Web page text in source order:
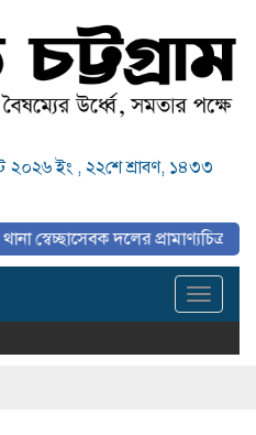
২০২৬ ইং , ২২শে শ্রাবণ, ১৪৩৩
দলের প্রামাণ্যচিত্র প্রদর্শন ও
Toggle